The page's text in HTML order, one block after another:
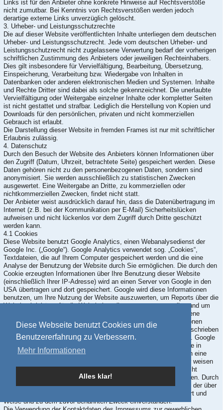
Diese Webseite benutzt Cookies um die
Benutzererfahrung zu Verbessern.
Mehr Informationen
Alles klar!
Links ist für den Anbieter ohne konkrete Hinweise auf Rechtsverstöße
nicht zumutbar. Bei Kenntnis von Rechtsverstößen werden jedoch
derartige externe Links unverzüglich gelöscht.
3. Urheber- und Leistungsschutzrechte
Die auf dieser Website veröffentlichten Inhalte unterliegen dem deutschen
Urheber- und Leistungsschutzrecht. Jede vom deutschen Urheber- und
Leistungsschutzrecht nicht zugelassene Verwertung bedarf der vorherigen
schriftlichen Zustimmung des Anbieters oder jeweiligen Rechteinhabers.
Dies gilt insbesondere für Vervielfältigung, Bearbeitung, Übersetzung,
Einspeicherung, Verarbeitung bzw. Wiedergabe von Inhalten in
Datenbanken oder anderen elektronischen Medien und Systemen. Inhalte
und Rechte Dritter sind dabei als solche gekennzeichnet. Die unerlaubte
Vervielfältigung oder Weitergabe einzelner Inhalte oder kompletter Seiten
ist nicht gestattet und strafbar. Lediglich die Herstellung von Kopien und
Downloads für den persönlichen, privaten und nicht kommerziellen
Gebrauch ist erlaubt.
Die Darstellung dieser Website in fremden Frames ist nur mit schriftlicher
Erlaubnis zulässig.
4. Datenschutz
Durch den Besuch der Website des Anbieters können Informationen über
den Zugriff (Datum, Uhrzeit, betrachtete Seite) gespeichert werden. Diese
Daten gehören nicht zu den personenbezogenen Daten, sondern sind
anonymisiert. Sie werden ausschließlich zu statistischen Zwecken
ausgewertet. Eine Weitergabe an Dritte, zu kommerziellen oder
nichtkommerziellen Zwecken, findet nicht statt.
Der Anbieter weist ausdrücklich darauf hin, dass die Datenübertragung im
Internet (z.B. bei der Kommunikation per E-Mail) Sicherheitslücken
aufweisen und nicht lückenlos vor dem Zugriff durch Dritte geschützt
werden kann.
4.1 Cookies
Diese Website benutzt Google Analytics, einen Webanalysedienst der
Google Inc. („Google“). Google Analytics verwendet sog. „Cookies“,
Textdateien, die auf Ihrem Computer gespeichert werden und die eine
Analyse der Benutzung der Website durch Sie ermöglichen. Die durch den
Cookie erzeugten Informationen über Ihre Benutzung dieser Website
(einschließlich Ihrer IP-Adresse) wird an einen Server von Google in den
USA übertragen und dort gespeichert. Google wird diese Informationen
benutzen, um Ihre Nutzung der Website auszuwerten, um Reports über die
Websiteaktivitäten für die Websitebetreiber zusammenzustellen und um
weitere mit der Websitenutzung und der Internetnutzung verbundene
Dienstleistungen zu erbringen. Auch wird Google diese Informationen
gegebenenfalls an Dritte übertragen, sofern dies gesetzlich vorgeschrieben
oder soweit Dritte diese Daten im Auftrag von Google verarbeiten. Google
wird in keinem Fall Ihre IP-Adresse mit anderen Daten von Google in
Verbindung bringen. Sie können die Installation der Cookies durch eine
entsprechende Einstellung Ihrer Browser Software verhindern; wir weisen
Sie jedoch darauf hin, dass Sie in diesem Fall gegebenenfalls nicht
sämtliche Funktionen dieser Website vollumfänglich nutzen können. Durch
die Nutzung dieser Website erklären Sie sich mit der Bearbeitung der über
Sie erhobenen Daten durch Google in der zuvor beschriebenen Art und
Weise und zu dem zuvor benannten Zweck einverstanden.